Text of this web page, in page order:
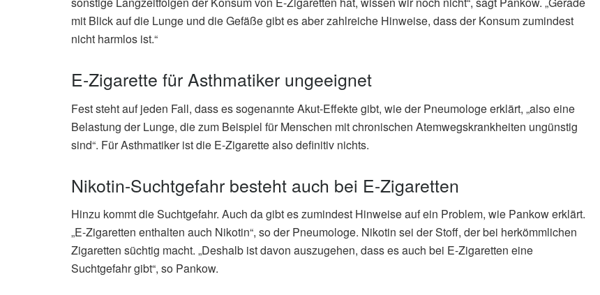
mit Blick auf die Lunge und die Gefäße gibt es aber zahlreiche Hinweise, dass der Konsum zumindest
nicht harmlos ist.“
E-Zigarette für Asthmatiker ungeeignet
Fest steht auf jeden Fall, dass es sogenannte Akut-Effekte gibt, wie der Pneumologe erklärt, „also eine
Belastung der Lunge, die zum Beispiel für Menschen mit chronischen Atemwegskrankheiten ungünstig
sind“. Für Asthmatiker ist die E-Zigarette also definitiv nichts.
Nikotin-Suchtgefahr besteht auch bei E-Zigaretten
Hinzu kommt die Suchtgefahr. Auch da gibt es zumindest Hinweise auf ein Problem, wie Pankow erklärt.
„E-Zigaretten enthalten auch Nikotin“, so der Pneumologe. Nikotin sei der Stoff, der bei herkömmlichen
Zigaretten süchtig macht. „Deshalb ist davon auszugehen, dass es auch bei E-Zigaretten eine
Suchtgefahr gibt“, so Pankow.